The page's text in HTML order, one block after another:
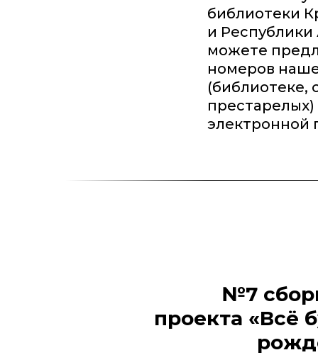
библиотеки
и Республики
можете
номеров
(библиотеке,
электронной
№7
проекта «Всё